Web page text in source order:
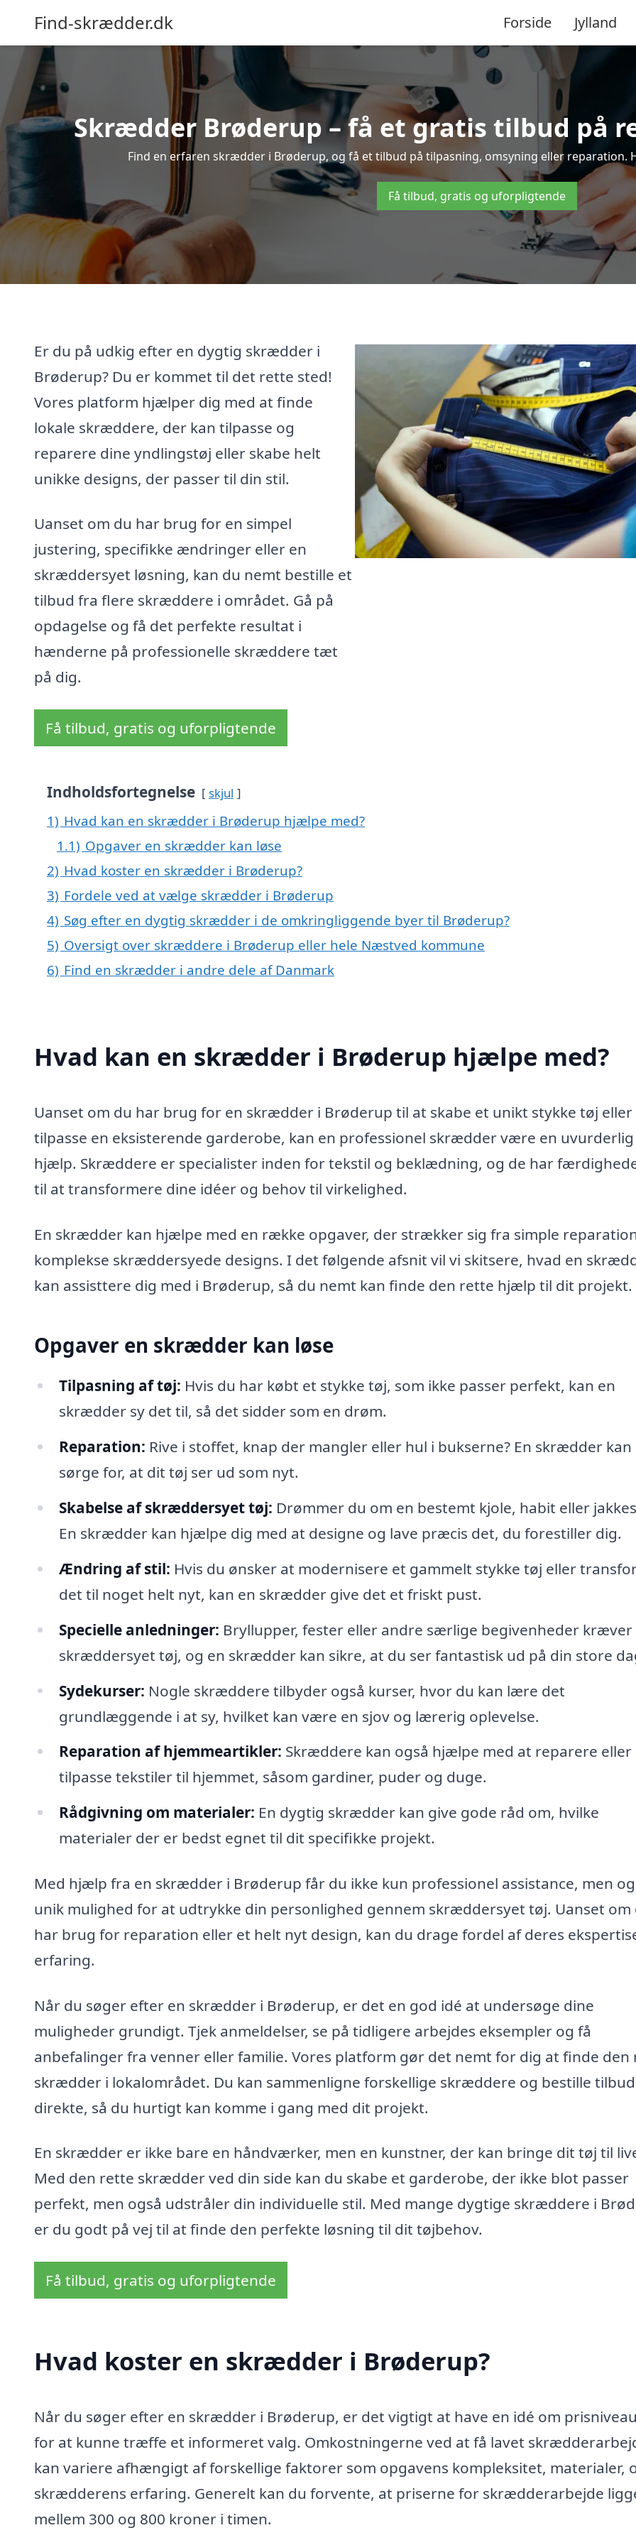
Find-skrædder.dk Forside Jylland
Skrædder Brøderup – få et gratis tilbud på
Find en erfaren skrædder i Brøderup, og få et tilbud på tilpasning, omsyning eller
Få tilbud, gratis og uforpligtende
Er du på udkig efter en dygtig skrædder i
Brøderup? Du er kommet til det rette sted!
Vores platform hjælper dig med at finde
lokale skræddere, der kan tilpasse og
reparere dine yndlingstøj eller skabe helt
unikke designs, der passer til din stil.
Uanset om du har brug for en simpel
justering, specifikke ændringer eller en
skræddersyet løsning, kan du nemt bestille et
tilbud fra flere skræddere i området. Gå på
opdagelse og få det perfekte resultat i
hænderne på professionelle skræddere tæt
på dig.
Få tilbud, gratis og uforpligtende
Indholdsfortegnelse skjul
1) Hvad kan en skrædder i Brøderup hjælpe med?
1.1) Opgaver en skrædder kan løse
2) Hvad koster en skrædder i Brøderup?
3) Fordele ved at vælge skrædder i Brøderup
4) Søg efter en dygtig skrædder i de omkringliggende byer til Brøderup?
5) Oversigt over skræddere i Brøderup eller hele Næstved kommune
6) Find en skrædder i andre dele af Danmark
Hvad kan en skrædder i Brøderup hjælpe med?
Uanset om du har brug for en skrædder i Brøderup til at skabe et unikt stykke tøj eller
tilpasse en eksisterende garderobe, kan en professionel skrædder være en uvurderlig
hjælp. Skræddere er specialister inden for tekstil og beklædning, og de har
til at transformere dine idéer og behov til virkelighed.
En skrædder kan hjælpe med en række opgaver, der strækker sig fra simple
komplekse skræddersyede designs. I det følgende afsnit vil vi skitsere, hvad en
kan assisttere dig med i Brøderup, så du nemt kan finde den rette hjælp til dit projekt.
Opgaver en skrædder kan løse
Tilpasning af tøj: Hvis du har købt et stykke tøj, som ikke passer perfekt, kan en
skrædder sy det til, så det sidder som en drøm.
Reparation: Rive i stoffet, knap der mangler eller hul i bukserne? En skrædder kan
sørge for, at dit tøj ser ud som nyt.
Skabelse af skræddersyet tøj: Drømmer du om en bestemt kjole, habit eller
En skrædder kan hjælpe dig med at designe og lave præcis det, du forestiller dig.
Ændring af stil: Hvis du ønsker at modernisere et gammelt stykke tøj eller
det til noget helt nyt, kan en skrædder give det et friskt pust.
Specielle anledninger: Bryllupper, fester eller andre særlige begivenheder
skræddersyet tøj, og en skrædder kan sikre, at du ser fantastisk ud på din store
Sydekurser: Nogle skræddere tilbyder også kurser, hvor du kan lære det
grundlæggende i at sy, hvilket kan være en sjov og lærerig oplevelse.
Reparation af hjemmeartikler: Skræddere kan også hjælpe med at reparere eller
tilpasse tekstiler til hjemmet, såsom gardiner, puder og duge.
Rådgivning om materialer: En dygtig skrædder kan give gode råd om, hvilke
materialer der er bedst egnet til dit specifikke projekt.
Med hjælp fra en skrædder i Brøderup får du ikke kun professionel assistance, men
unik mulighed for at udtrykke din personlighed gennem skræddersyet tøj. Uanset om
har brug for reparation eller et helt nyt design, kan du drage fordel af deres
erfaring.
Når du søger efter en skrædder i Brøderup, er det en god idé at undersøge dine
muligheder grundigt. Tjek anmeldelser, se på tidligere arbejdes eksempler og få
anbefalinger fra venner eller familie. Vores platform gør det nemt for dig at finde den
skrædder i lokalområdet. Du kan sammenligne forskellige skræddere og bestille tilbud
direkte, så du hurtigt kan komme i gang med dit projekt.
En skrædder er ikke bare en håndværker, men en kunstner, der kan bringe dit tøj til
Med den rette skrædder ved din side kan du skabe et garderobe, der ikke blot passer
perfekt, men også udstråler din individuelle stil. Med mange dygtige skræddere i
er du godt på vej til at finde den perfekte løsning til dit tøjbehov.
Få tilbud, gratis og uforpligtende
Hvad koster en skrædder i Brøderup?
Når du søger efter en skrædder i Brøderup, er det vigtigt at have en idé om
for at kunne træffe et informeret valg. Omkostningerne ved at få lavet
kan variere afhængigt af forskellige faktorer som opgavens kompleksitet, materialer,
skrædderens erfaring. Generelt kan du forvente, at priserne for skrædderarbejde
mellem 300 og 800 kroner i timen.